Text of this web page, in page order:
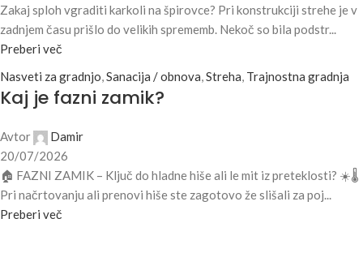
Zakaj sploh vgraditi karkoli na špirovce? Pri konstrukciji strehe je v
zadnjem času prišlo do velikih sprememb. Nekoč so bila podstr...
Preberi več
Nasveti za gradnjo,Sanacija / obnova,Streha, Trajnostna gradnja
Kaj je fazni zamik?
Avtor
Damir
20/07/2026
🏠 FAZNI ZAMIK – Ključ do hladne hiše ali le mit iz preteklosti? ☀️🌡️
Pri načrtovanju ali prenovi hiše ste zagotovo že slišali za poj...
Preberi več